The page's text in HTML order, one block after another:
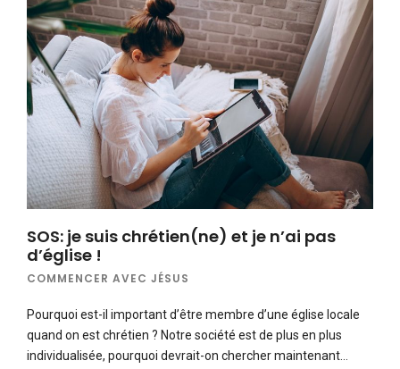
SOS: je suis chrétien(ne) et je n’ai pas
d’église !
COMMENCER AVEC JÉSUS
Pourquoi est-il important d’être membre d’une église locale
quand on est chrétien ? Notre société est de plus en plus
individualisée, pourquoi devrait-on chercher maintenant…